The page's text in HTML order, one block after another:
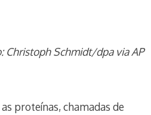
Christoph Schmidt/dpa via AP
proteínas, chamadas de